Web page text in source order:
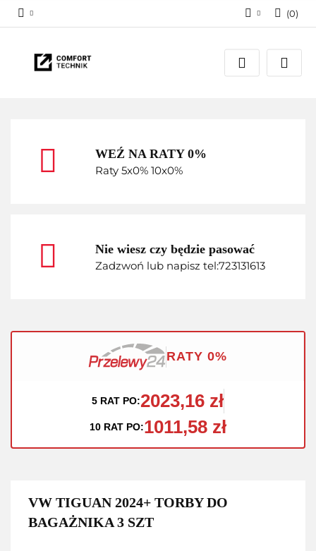
Zaloguj się
Zarejestruj się
(0)
WEŹ NA RATY 0%
Raty 5x0% 10x0%
Nie wiesz czy będzie pasować
Zadzwoń lub napisz tel:723131613
RATY 0%
5 RAT PO:2023,16 zł
10 RAT PO:1011,58 zł
VW TIGUAN 2024+ TORBY DO
BAGAŻNIKA 3 SZT